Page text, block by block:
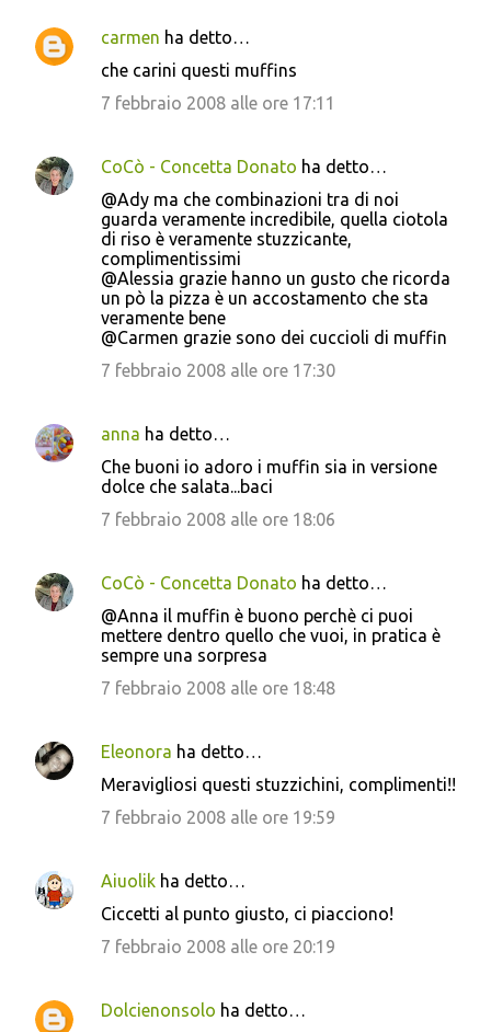
carmen ha detto…
che carini questi muffins
7 febbraio 2008 alle ore 17:11
CoCò - Concetta Donato ha detto…
@Ady ma che combinazioni tra di noi
guarda veramente incredibile, quella ciotola
di riso è veramente stuzzicante,
complimentissimi
@Alessia grazie hanno un gusto che ricorda
un pò la pizza è un accostamento che sta
veramente bene
@Carmen grazie sono dei cuccioli di muffin
7 febbraio 2008 alle ore 17:30
anna ha detto…
Che buoni io adoro i muffin sia in versione
dolce che salata...baci
7 febbraio 2008 alle ore 18:06
CoCò - Concetta Donato ha detto…
@Anna il muffin è buono perchè ci puoi
mettere dentro quello che vuoi, in pratica è
sempre una sorpresa
7 febbraio 2008 alle ore 18:48
Eleonora ha detto…
Meravigliosi questi stuzzichini, complimenti!!
7 febbraio 2008 alle ore 19:59
Aiuolik ha detto…
Ciccetti al punto giusto, ci piacciono!
7 febbraio 2008 alle ore 20:19
Dolcienonsolo ha detto…